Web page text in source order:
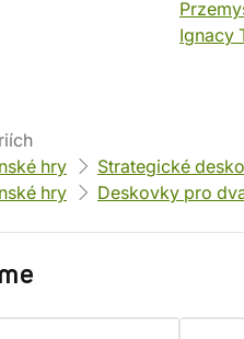
Ignacy
hry
Strategické
hry Deskovky pro